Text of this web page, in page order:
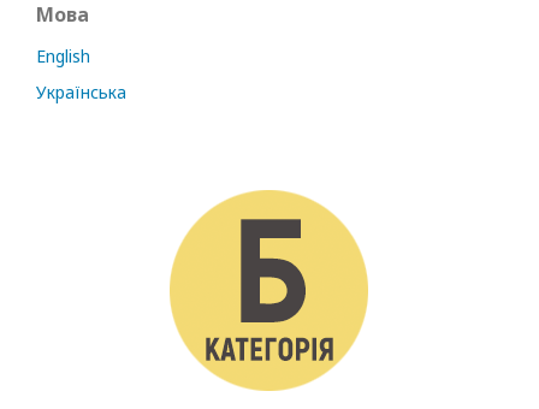
Мова
English
Українська